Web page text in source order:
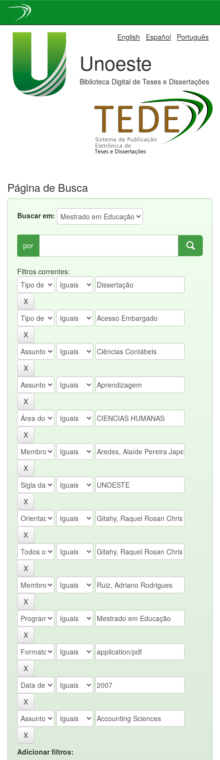
English Español Português
Unoeste
Biblioteca Digital de Teses e Dissertações
Página de Busca
Buscar em:
por
Filtros correntes:
Adicionar filtros: